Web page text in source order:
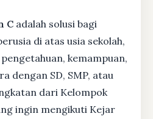
C adalah solusi bagi
di atas usia sekolah,
kemampuan,
dengan SD, SMP, atau
dari Kelompok
ingin mengikuti Kejar